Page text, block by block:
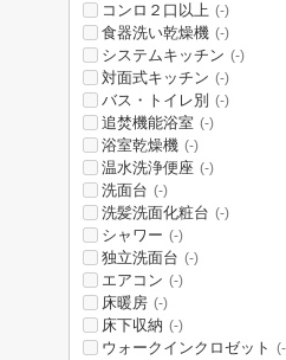
コンロ２口以上 (-)
食器洗い乾燥機 (-)
システムキッチン (-)
対面式キッチン (-)
バス・トイレ別 (-)
追焚機能浴室 (-)
浴室乾燥機 (-)
温水洗浄便座 (-)
洗面台 (-)
洗髪洗面化粧台 (-)
シャワー (-)
独立洗面台 (-)
エアコン (-)
床暖房 (-)
床下収納 (-)
ウォークインクロゼット